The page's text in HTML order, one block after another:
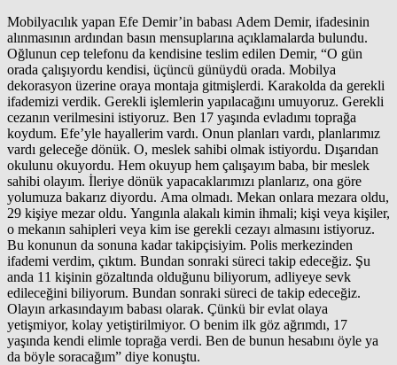
Mobilyacılık yapan Efe Demir’in babası Adem Demir, ifadesinin
alınmasının ardından basın mensuplarına açıklamalarda bulundu.
Oğlunun cep telefonu da kendisine teslim edilen Demir, “O gün
orada çalışıyordu kendisi, üçüncü günüydü orada. Mobilya
dekorasyon üzerine oraya montaja gitmişlerdi. Karakolda da gerekli
ifademizi verdik. Gerekli işlemlerin yapılacağını umuyoruz. Gerekli
cezanın verilmesini istiyoruz. Ben 17 yaşında evladımı toprağa
koydum. Efe’yle hayallerim vardı. Onun planları vardı, planlarımız
vardı geleceğe dönük. O, meslek sahibi olmak istiyordu. Dışarıdan
okulunu okuyordu. Hem okuyup hem çalışayım baba, bir meslek
sahibi olayım. İleriye dönük yapacaklarımızı planlarız, ona göre
yolumuza bakarız diyordu. Ama olmadı. Mekan onlara mezara oldu,
29 kişiye mezar oldu. Yangınla alakalı kimin ihmali; kişi veya kişiler,
o mekanın sahipleri veya kim ise gerekli cezayı almasını istiyoruz.
Bu konunun da sonuna kadar takipçisiyim. Polis merkezinden
ifademi verdim, çıktım. Bundan sonraki süreci takip edeceğiz. Şu
anda 11 kişinin gözaltında olduğunu biliyorum, adliyeye sevk
edileceğini biliyorum. Bundan sonraki süreci de takip edeceğiz.
Olayın arkasındayım babası olarak. Çünkü bir evlat olaya
yetişmiyor, kolay yetiştirilmiyor. O benim ilk göz ağrımdı, 17
yaşında kendi elimle toprağa verdi. Ben de bunun hesabını öyle ya
da böyle soracağım” diye konuştu.